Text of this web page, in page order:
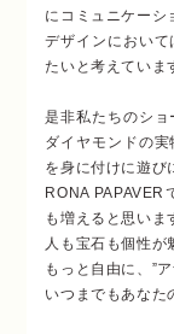
にコミュニケーシ
デザインにおいて
たいと考えていま
是非私たちのシ
ダイヤモンドの実
を身に付けに遊び
RONA PAPAVER
も増えると思いま
人も宝石も個性が
もっと自由に、”
いつまでもあなた